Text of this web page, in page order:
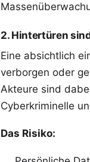
2. Hintertüren
Eine absichtlich
verborgen oder
Akteure sind
Cyberkriminelle
Das Risiko: